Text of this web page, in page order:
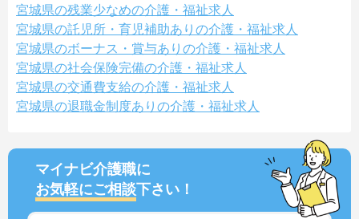
宮城県の残業少なめの介護・福祉求人
宮城県の託児所・育児補助ありの介護・福祉求人
宮城県のボーナス・賞与ありの介護・福祉求人
宮城県の社会保険完備の介護・福祉求人
宮城県の交通費支給の介護・福祉求人
宮城県の退職金制度ありの介護・福祉求人
マイナビ介護職に
お気軽にご相談下さい！